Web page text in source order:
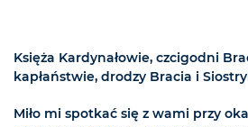
Księża Kardynałowie, czcigodni
kapłaństwie, drodzy Bracia i
Miło mi spotkać się z wami przy